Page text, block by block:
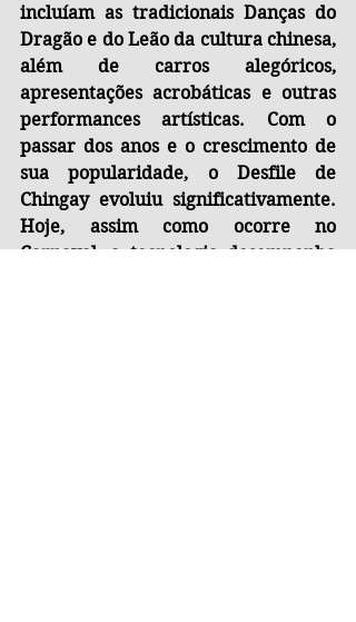
incluíam as tradicionais Danças do
Dragão e do Leão da cultura chinesa,
além de carros alegóricos,
apresentações acrobáticas e outras
performances artísticas. Com o
passar dos anos e o crescimento de
sua popularidade, o Desfile de
Chingay evoluiu significativamente.
Hoje, assim como ocorre no
Carnaval, a tecnologia desempenha